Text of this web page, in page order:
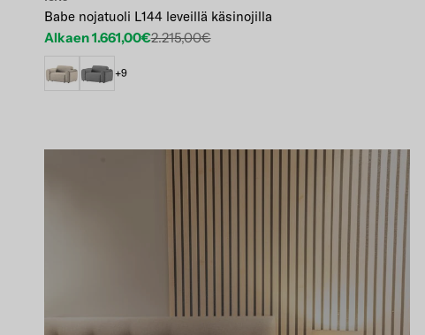
Babe nojatuoli L144 leveillä käsinojilla
Etuhinta
Alkaen 1.661,00€
Normaalihinta 2.215,00€
+9